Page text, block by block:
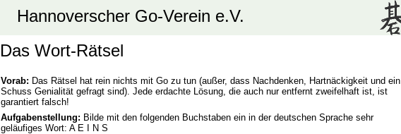
Hannoverscher Go-Verein e.V.
Das Wort-Rätsel
Vorab: Das Rätsel hat rein nichts mit Go zu tun (außer, dass Nachdenken, Hartnäckigkeit und ein
Schuss Genialität gefragt sind). Jede erdachte Lösung, die auch nur entfernt zweifelhaft ist, ist
garantiert falsch!
Aufgabenstellung: Bilde mit den folgenden Buchstaben ein in der deutschen Sprache sehr
geläufiges Wort: A E I N S